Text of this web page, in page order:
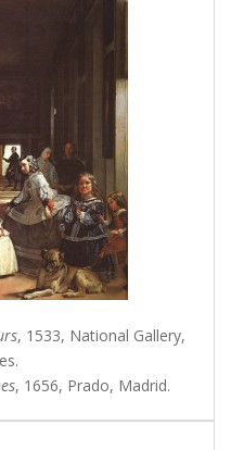
, 1533, National Gallery,
, 1656, Prado, Madrid.